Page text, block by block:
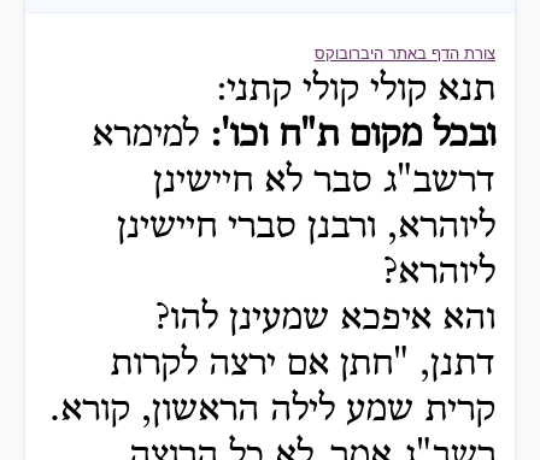
צורת הדף באתר היברובוקס
תנא קולי קולי קתני:
ובכל מקום ת"ח וכו': למימרא
דרשב"ג סבר לא חיישינן
ליוהרא, ורבנן סברי חיישינן
ליוהרא?
והא איפכא שמעינן להו?
דתנן, "חתן אם ירצה לקרות
קרית שמע לילה הראשון, קורא.